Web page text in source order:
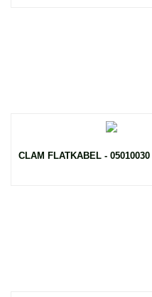
CLAM FLATKABEL - 05010030